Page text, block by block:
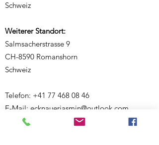
Schweiz
Weiterer Standort:
Salmsacherstrasse 9
CH-8590 Romanshorn
Schweiz
Telefon: +41 77 468 08 46
E-Mail: ecknauerjasmin@outlook.com
Website:
www.bewegigshuesli.ch